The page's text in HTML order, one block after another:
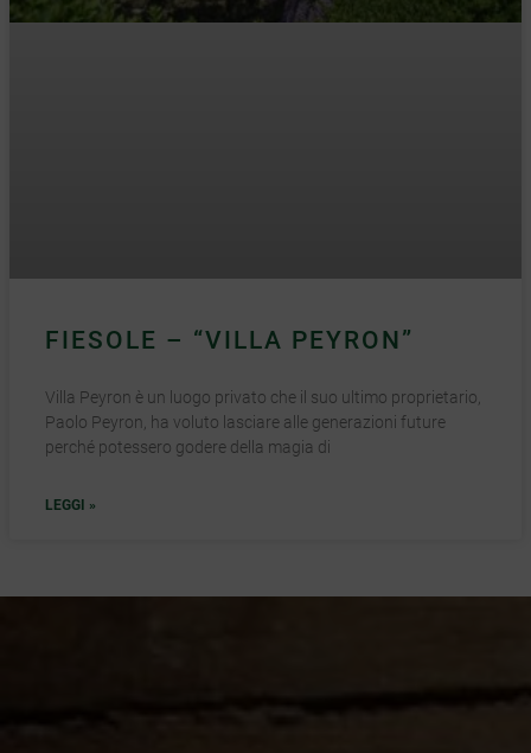
FIESOLE – “VILLA PEYRON”
Villa Peyron è un luogo privato che il suo ultimo proprietario,
Paolo Peyron, ha voluto lasciare alle generazioni future
perché potessero godere della magia di
LEGGI »